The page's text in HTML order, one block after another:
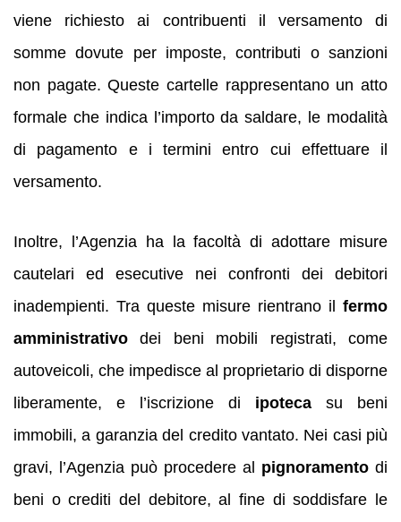
viene richiesto ai contribuenti il versamento di
somme dovute per imposte, contributi o sanzioni
non pagate. Queste cartelle rappresentano un atto
formale che indica l’importo da saldare, le modalità
di pagamento e i termini entro cui effettuare il
versamento.
Inoltre, l’Agenzia ha la facoltà di adottare misure
cautelari ed esecutive nei confronti dei debitori
inadempienti. Tra queste misure rientrano il fermo
amministrativo dei beni mobili registrati, come
autoveicoli, che impedisce al proprietario di disporne
liberamente, e l’iscrizione di ipoteca su beni
immobili, a garanzia del credito vantato. Nei casi più
gravi, l’Agenzia può procedere al pignoramento di
beni o crediti del debitore, al fine di soddisfare le